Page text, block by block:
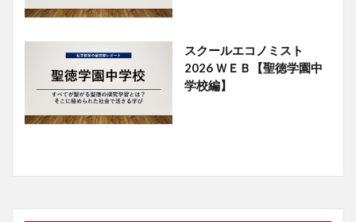
スクールエコノミスト
2026 ＷＥＢ【聖徳学園中
学校編】